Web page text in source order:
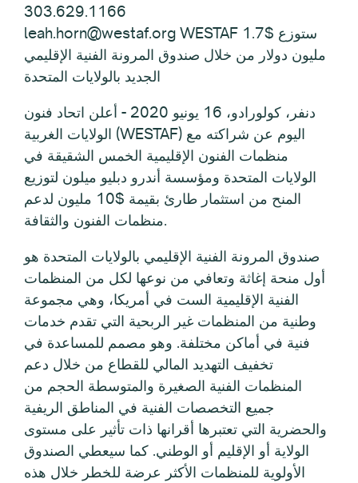
303.629.1166
leah.horn@westaf.org WESTAF ستوزع $1.7
مليون دولار من خلال صندوق المرونة الفنية الإقليمي
الجديد بالولايات المتحدة
دنفر، كولورادو، 16 يونيو 2020 - أعلن اتحاد فنون
الولايات الغربية (WESTAF) اليوم عن شراكته مع
منظمات الفنون الإقليمية الخمس الشقيقة في
الولايات المتحدة ومؤسسة أندرو دبليو ميلون لتوزيع
المنح من استثمار طارئ بقيمة $10 مليون لدعم
منظمات الفنون والثقافة.
صندوق المرونة الفنية الإقليمي بالولايات المتحدة هو
أول منحة إغاثة وتعافي من نوعها لكل من المنظمات
الفنية الإقليمية الست في أمريكا، وهي مجموعة
وطنية من المنظمات غير الربحية التي تقدم خدمات
فنية في أماكن مختلفة. وهو مصمم للمساعدة في
تخفيف التهديد المالي للقطاع من خلال دعم
المنظمات الفنية الصغيرة والمتوسطة الحجم من
جميع التخصصات الفنية في المناطق الريفية
والحضرية التي تعتبرها أقرانها ذات تأثير على مستوى
الولاية أو الإقليم أو الوطني. كما سيعطي الصندوق
الأولوية للمنظمات الأكثر عرضة للخطر خلال هذه